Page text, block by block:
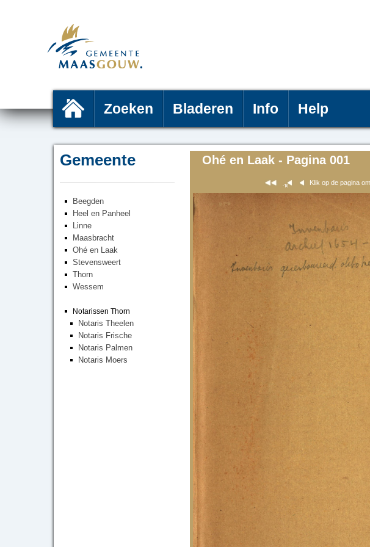
Zoeken Bladeren Info Help
Gemeente
Beegden
Heel en Panheel
Linne
Maasbracht
Ohé en Laak
Stevensweert
Thorn
Wessem
Notarissen Thorn
Notaris Theelen
Notaris Frische
Notaris Palmen
Notaris Moers
Ohé en Laak - Pagina 001
Klik op de pagina